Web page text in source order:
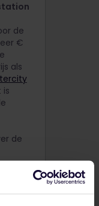
de
€
als
is
de